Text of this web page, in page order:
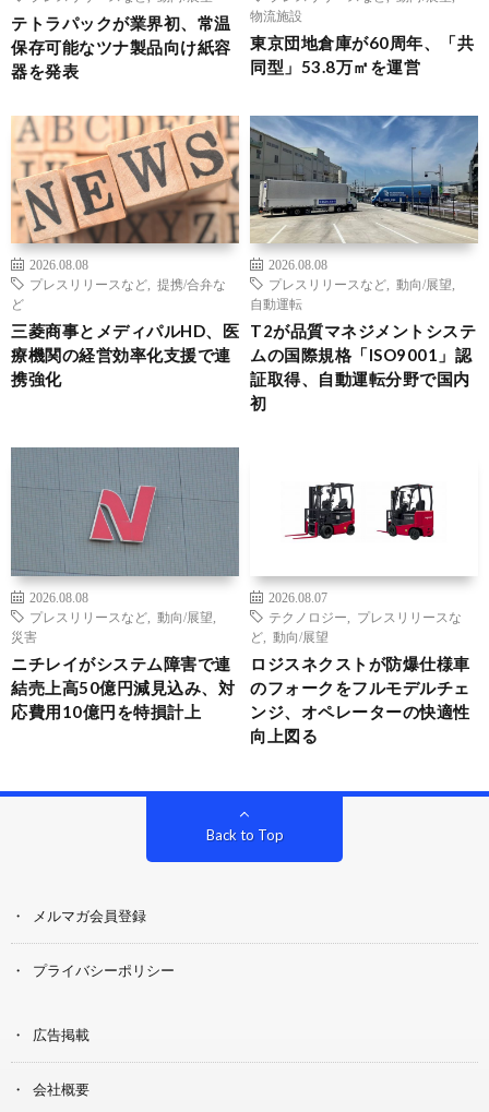
テトラパックが業界初、常温
保存可能なツナ製品向け紙容
器を発表
物流施設
東京団地倉庫が60周年、「共
同型」53.8万㎡を運営
2026.08.08
プレスリリースなど
提携/合弁な
ど
三菱商事とメディパルHD、医
療機関の経営効率化支援で連
携強化
2026.08.08
プレスリリースなど
動向/展望
自動運転
T2が品質マネジメントシステ
ムの国際規格「ISO9001」認
証取得、自動運転分野で国内
初
2026.08.08
プレスリリースなど
動向/展望
災害
ニチレイがシステム障害で連
結売上高50億円減見込み、対
応費用10億円を特損計上
2026.08.07
テクノロジー
プレスリリースな
ど
動向/展望
ロジスネクストが防爆仕様車
のフォークをフルモデルチェ
ンジ、オペレーターの快適性
向上図る
Back to Top
メルマガ会員登録
プライバシーポリシー
広告掲載
会社概要